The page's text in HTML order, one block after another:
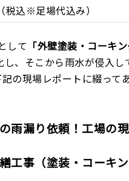
税込※足場代込み）
して 「外壁塗装・コーキ
、そこから雨水が侵入し
の現場レポートに綴って
漏り依頼！工場の現
事（塗装・コーキ